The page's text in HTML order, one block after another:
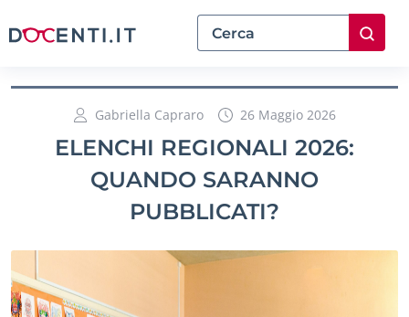
Gabriella Capraro 26 Maggio 2026
ELENCHI REGIONALI 2026:
QUANDO SARANNO
PUBBLICATI?